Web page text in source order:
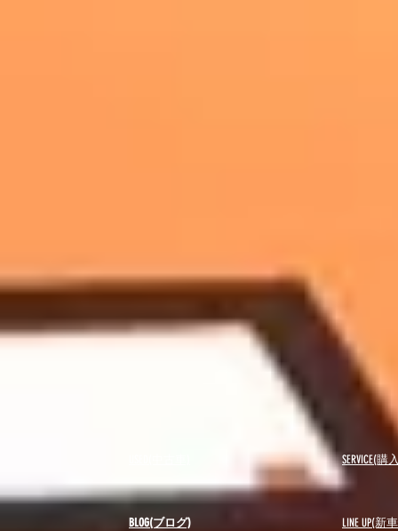
BLOG(ブログ)
SERVICE(
LINE UP(新